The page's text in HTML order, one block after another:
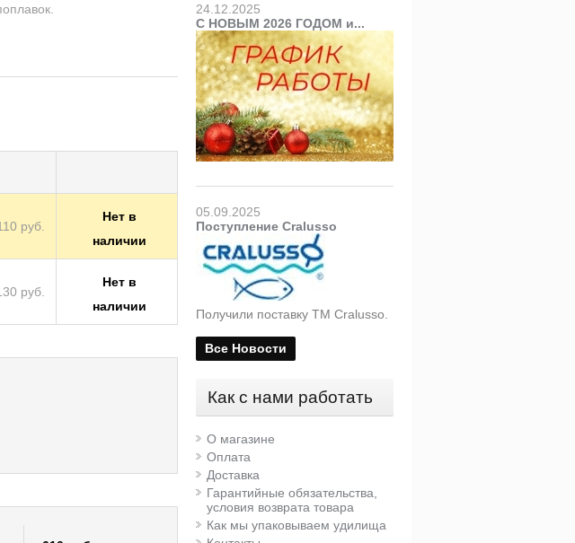
руб.
Нет в
наличии
руб.
Нет в
наличии
24.12.2025
С НОВЫМ 2026 ГОДОМ и...
05.09.2025
Поступление Cralusso
Получили поставку ТМ Cralusso.
Все Новости
Как с нами работать
О магазине
Оплата
Доставка
Гарантийные обязательства,
условия возврата товара
Как мы упаковываем удилища